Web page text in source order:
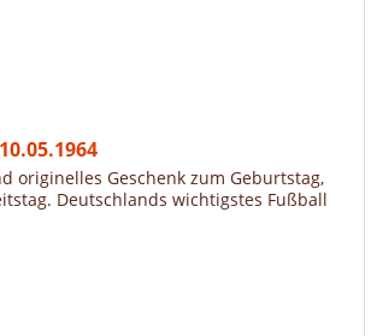
originelles Geschenk zum Geburtstag,
Deutschlands wichtigstes Fußball